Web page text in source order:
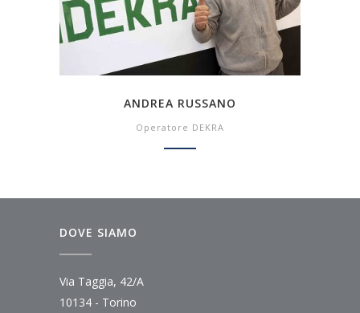
ANDREA RUSSANO
Operatore DEKRA
DOVE SIAMO
Via Taggia, 42/A
10134 - Torino